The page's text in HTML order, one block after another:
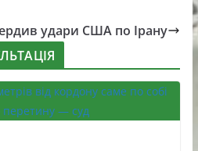
удари США по Ірану